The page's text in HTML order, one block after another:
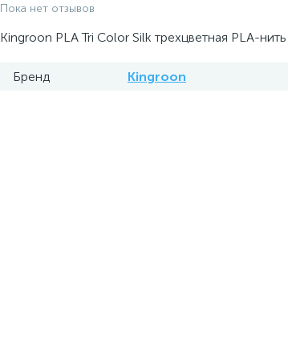
Пока нет отзывов
Kingroon PLA Tri Color Silk трехцветная PLA-нить
Бренд Kingroon